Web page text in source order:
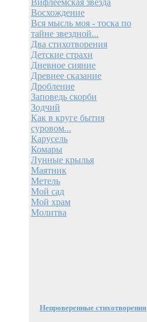
Вифлеемская звезда
Восхождение
Вся мысль моя - тоска по
тайне звездной...
Два стихотворения
Детские страхи
Дневное сияние
Древнее сказание
Дробление
Заповедь скорби
Зодчий
Как в круге бытия
суровом...
Карусель
Комары
Лунные крылья
Маятник
Метель
Мой сад
Мой храм
Молитва
Непроверенные стихотворения